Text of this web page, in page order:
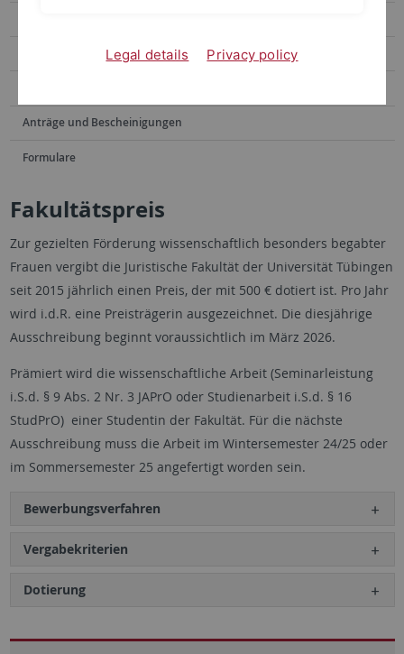
Anträge und Bescheinigungen
Formulare
Fakultätspreis
Zur gezielten Förderung wissenschaftlich besonders begabter
Frauen vergibt die Juristische Fakultät der Universität Tübingen
seit 2015 jährlich einen Preis, der mit 500 € dotiert ist. Pro Jahr
wird i.d.R. eine Preisträgerin ausgezeichnet. Die diesjährige
Ausschreibung beginnt voraussichtlich im März 2026.
Prämiert wird die wissenschaftliche Arbeit (Seminarleistung
i.S.d. § 9 Abs. 2 Nr. 3 JAPrO oder Studienarbeit i.S.d. § 16
StudPrO) einer Studentin der Fakultät. Für die nächste
Ausschreibung muss die Arbeit im Wintersemester 24/25 oder
im Sommersemester 25 angefertigt worden sein.
Bewerbungsverfahren
Vergabekriterien
Dotierung
Legal details Privacy policy